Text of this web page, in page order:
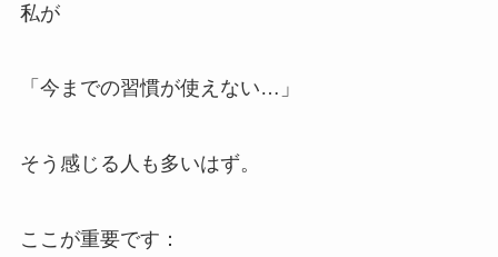
私が
「今までの習慣が使えない…」
そう感じる人も多いはず。
ここが重要です：